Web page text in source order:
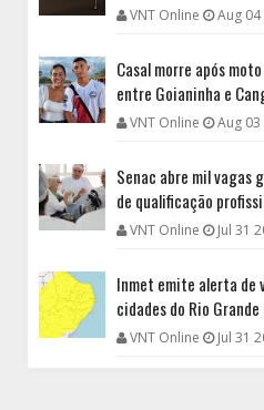
VNT Online Aug 04
Casal morre após
entre Goianinha e
VNT Online Aug 03
Senac abre mil vagas
de qualificação
VNT Online Jul 31
Inmet emite alerta de
cidades do Rio
VNT Online Jul 31